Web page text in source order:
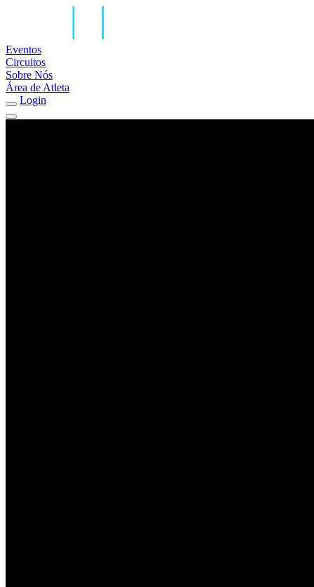
Eventos
Circuitos
Sobre Nós
Área de Atleta
Login